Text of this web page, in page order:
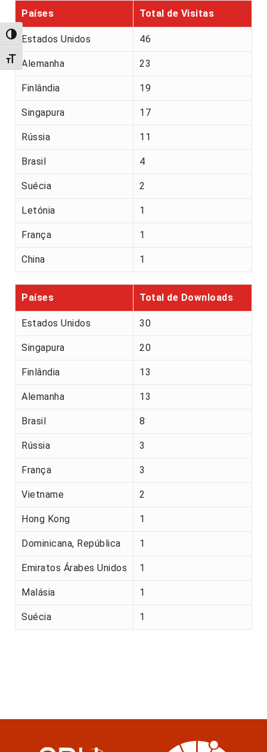
Alternar alto contraste
Alternar tamanho da fonte
Países
Total de Visitas
Estados Unidos 46
Alemanha 23
Finlândia 19
Singapura 17
Rússia 11
Brasil 4
Suécia 2
Letónia 1
França 1
China 1
Países Total de Downloads
Estados Unidos 30
Singapura 20
Finlândia 13
Alemanha 13
Brasil 8
Rússia 3
França 3
Vietname 2
Hong Kong 1
Dominicana, República 1
Emiratos Árabes Unidos 1
Malásia 1
Suécia 1